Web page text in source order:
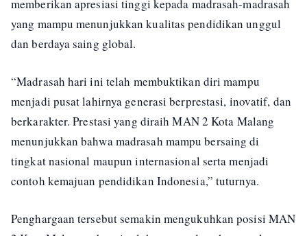
memberikan apresiasi tinggi kepada madrasah-madrasah
yang mampu menunjukkan kualitas pendidikan unggul
dan berdaya saing global.
“Madrasah hari ini telah membuktikan diri mampu
menjadi pusat lahirnya generasi berprestasi, inovatif, dan
berkarakter. Prestasi yang diraih MAN 2 Kota Malang
menunjukkan bahwa madrasah mampu bersaing di
tingkat nasional maupun internasional serta menjadi
contoh kemajuan pendidikan Indonesia,” tuturnya.
Penghargaan tersebut semakin mengukuhkan posisi MAN